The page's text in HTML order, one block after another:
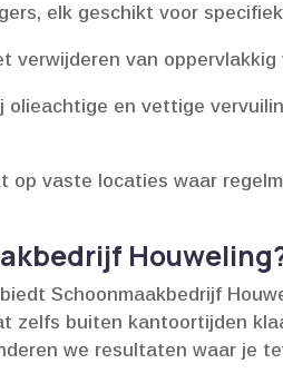
elk geschikt voor
verwijderen van
olieachtige en vettige
op vaste locaties waar
Schoonmaakbedrijf
zelfs buiten kantoortijden
we resultaten waar je